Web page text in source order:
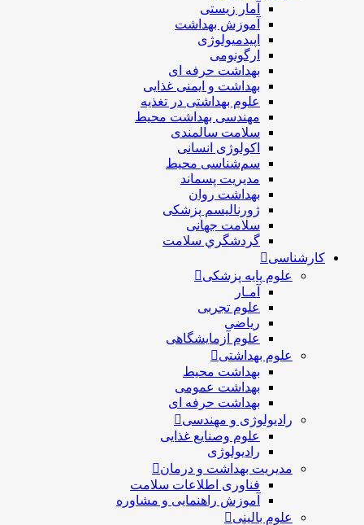
آمار زیستی
آموزش بهداشت
اپیدمیولوژی
ارگونومی
بهداشت حرفه ای
بهداشت و ایمنی غذایی
علوم بهداشتی در تغذیه
مهندسی بهداشت محيط
سلامت سالمندی
اکولوژی انسانی
سم‌شناسی محیط
مدیریت پسماند
بهداشت روان
ژورنالیسم پزشکی
سلامت جهانی
گردشگري سلامت
کارشناسی
علوم پایه پزشکی
آمـار
علوم تجربی
ریاضی
علوم آزمایشگاهی
علوم بهداشتی
بهداشت محیط
بهداشت عمومی
بهداشت حرفه ای
رادیولوژی و مهندسی
علوم وصنایع غذایی
رادیولوژی
مدیریت بهداشت و درمان
فناوری اطلاعات سلامت
آموزش راهنمایی و مشاوره
علوم بالینی